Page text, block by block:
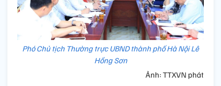
Phó Chủ tịch Thường trực UBND thành phố Hà Nội Lê
Hồng Sơn
Ảnh: TTXVN phát